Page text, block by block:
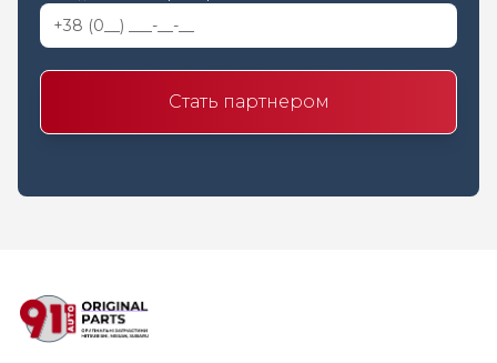
Стать партнером